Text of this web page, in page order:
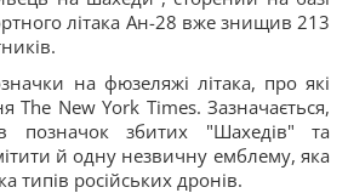
літака Ан-28 вже знищив 213
на фюзеляжі літака, про які
The New York Times. Зазначається,
позначок збитих "Шахедів" та
й одну незвичну емблему, яка
типів російських дронів.